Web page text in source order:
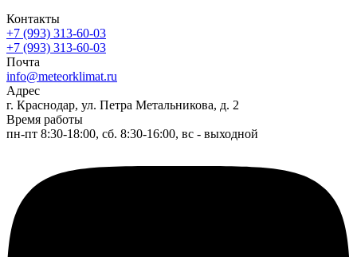
Контакты
+7 (993) 313-60-03
+7 (993) 313-60-03
Почта
info@meteorklimat.ru
Адрес
г. Краснодар, ул. Петра Метальникова, д. 2
Время работы
пн-пт 8:30-18:00, сб. 8:30-16:00, вс - выходной